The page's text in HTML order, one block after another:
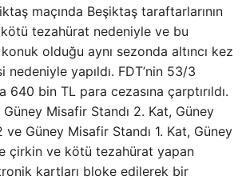
maçında Beşiktaş taraftarlarının
tezahürat nedeniyle ve bu
olduğu aynı sezonda altıncı kez
yapıldı. FDT’nin 53/3
640 bin TL para cezasına çarptırıldı.
Güney Misafir Standı 2. Kat, Güney
ve Güney Misafir Standı 1. Kat, Güney
çirkin ve kötü tezahürat yapan
kartları bloke edilerek bir